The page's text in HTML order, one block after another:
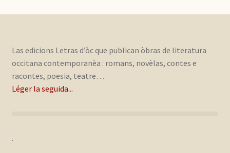
Las edicions Letras d’òc que publican òbras de literatura
occitana contemporanèa : romans, novèlas, contes e
racontes, poesia, teatre…
Léger la seguida...
.